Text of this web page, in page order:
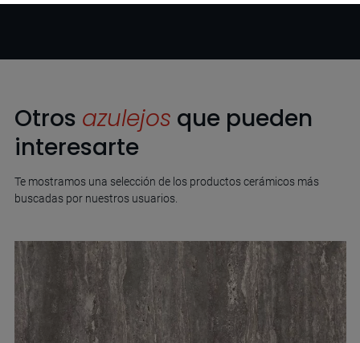
Otros azulejos que pueden
interesarte
Te mostramos una selección de los productos cerámicos más
buscadas por nuestros usuarios.